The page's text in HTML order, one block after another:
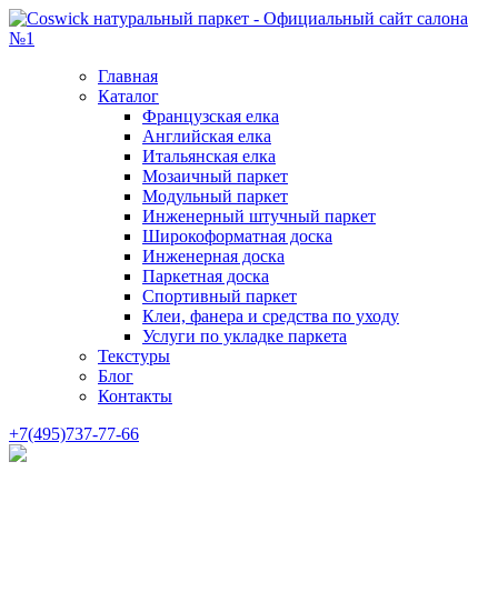
Главная
Каталог
Французская елка
Английская елка
Итальянская елка
Мозаичный паркет
Модульный паркет
Инженерный штучный паркет
Широкоформатная доска
Инженерная доска
Паркетная доска
Спортивный паркет
Клеи, фанера и средства по уходу
Услуги по укладке паркета
Текстуры
Блог
Контакты
+7(495)737-77-66